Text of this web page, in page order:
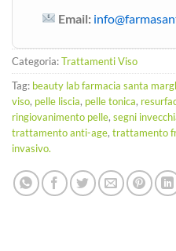
Email:
Categoria:Trattamenti Viso
Tag: beauty lab farmacia santa
viso, pelle liscia, pelle tonica,
ringiovanimento pelle, segni
trattamento anti-age, trattamento
invasivo.